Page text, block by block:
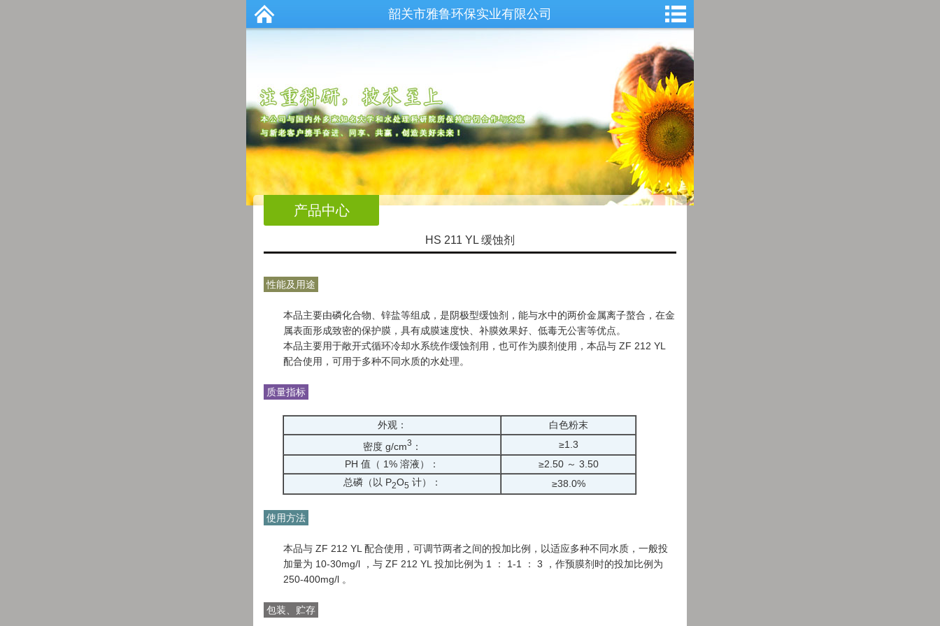
韶关市雅鲁环保实业有限公司
产品中心
HS 211 YL 缓蚀剂
性能及用途
本品主要由磷化合物、锌盐等组成，是阴极型缓蚀剂，能与水中的两价金属离子螯合，在金
属表面形成致密的保护膜，具有成膜速度快、补膜效果好、低毒无公害等优点。
本品主要用于敞开式循环冷却水系统作缓蚀剂用，也可作为膜剂使用，本品与 ZF 212 YL
配合使用，可用于多种不同水质的水处理。
质量指标
外观：
白色粉末
密度 g/cm3 ：
≥1.3
PH 值（ 1% 溶液）：
≥2.50 ～ 3.50
总磷（以 P2O5 计）： ≥38.0%
使用方法
本品与 ZF 212 YL 配合使用，可调节两者之间的投加比例，以适应多种不同水质，一般投
加量为 10-30mg/l ，与 ZF 212 YL 投加比例为 1 ： 1-1 ： 3 ，作预膜剂时的投加比例为
250-400mg/l 。
包装、贮存